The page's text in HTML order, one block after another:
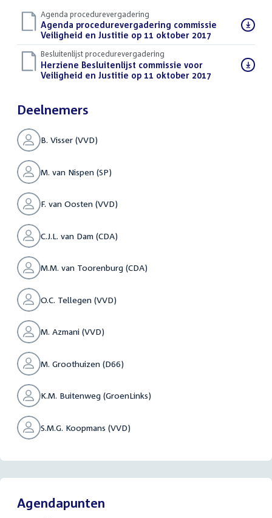
Agenda procedurevergadering
Download
bestand:
Agenda procedurevergadering commissie
Veiligheid en Justitie op 11 oktober 2017
Besluitenlijst procedurevergadering
Download
bestand:
Herziene Besluitenlijst commissie voor
Veiligheid en Justitie op 11 oktober 2017
Deelnemers
B. Visser (VVD)
M. van Nispen (SP)
F. van Oosten (VVD)
C.J.L. van Dam (CDA)
M.M. van Toorenburg (CDA)
O.C. Tellegen (VVD)
M. Azmani (VVD)
M. Groothuizen (D66)
K.M. Buitenweg (GroenLinks)
S.M.G. Koopmans (VVD)
Agendapunten